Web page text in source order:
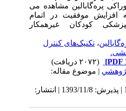
پره‌گابالین مشاهده می
موفقیت در اتمام
کودکان غیرهمکار
،تکنیک‌های کنترل
| موضوع مقاله:
دریافت: 1393/11/8 | پذیرش: 1393/11/8 | انتشار: